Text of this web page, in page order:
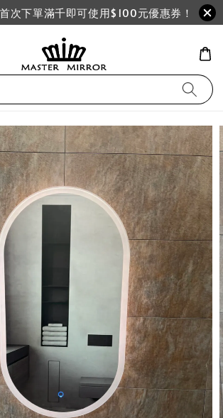
次下單滿千即可使用$100元優惠券！